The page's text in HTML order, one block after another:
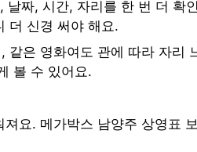
짜, 시간, 자리를 한 번 더 확
더 신경 써야 해요.
같은 영화여도 관에 따라 자리
볼 수 있어요.
요. 메가박스 남양주 상영표